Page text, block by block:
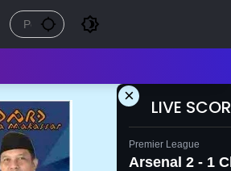
×
LIVE
Premier League
Arsenal 2 - 1